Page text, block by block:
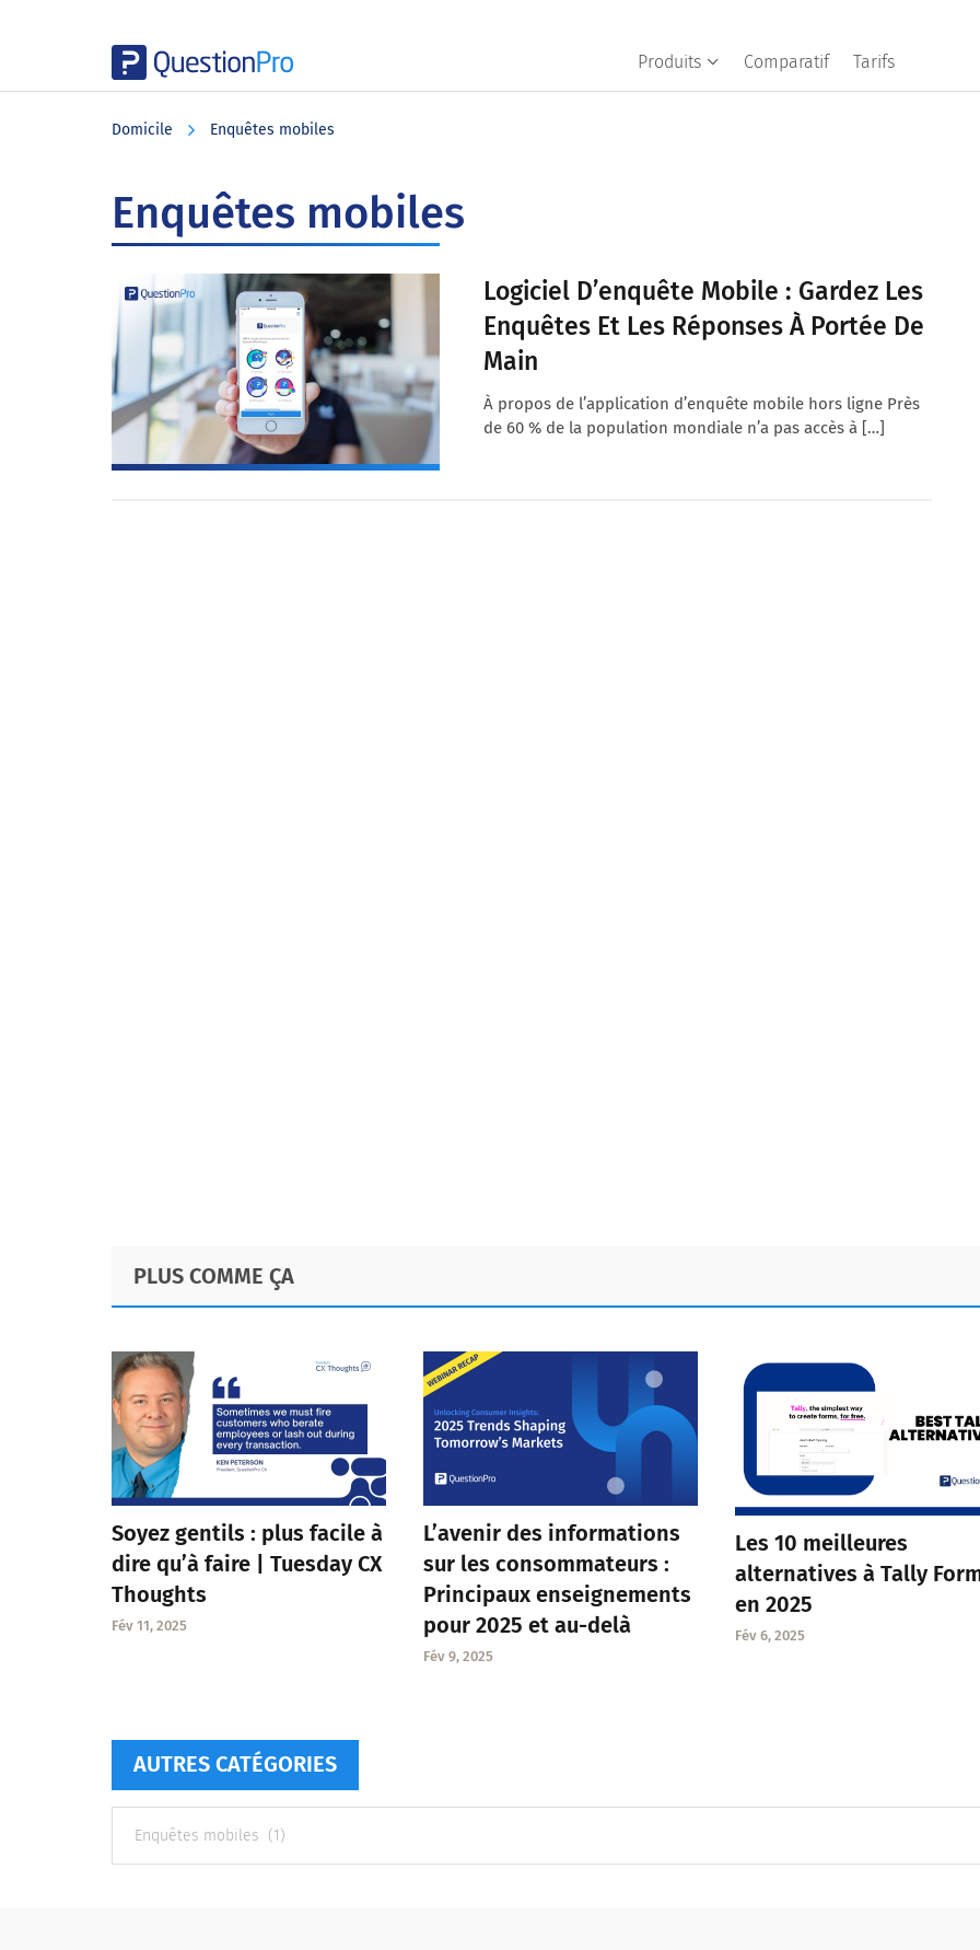
Produits Comparatif Tarifs
Domicile Enquêtes mobiles
Enquêtes mobiles
Logiciel D’enquête Mobile : Gardez Les
Enquêtes Et Les Réponses À Portée De
Main
À propos de l’application d’enquête mobile hors ligne Près
de 60 % de la population mondiale n’a pas accès à […]
PLUS COMME ÇA
Soyez gentils : plus facile à
dire qu’à faire | Tuesday CX
Thoughts
Fév 11, 2025
L’avenir des informations
sur les consommateurs :
Principaux enseignements
pour 2025 et au-delà
Fév 9, 2025
Les 10 meilleures
alternatives à Tally
en 2025
Fév 6, 2025
AUTRES CATÉGORIES
catégories